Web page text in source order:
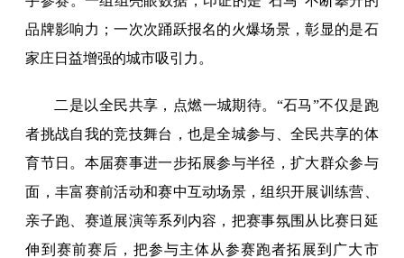
品牌影响力；一次次踊跃报名的火爆场景，彰显的是石
家庄日益增强的城市吸引力。
二是以全民共享，点燃一城期待。“石马”不仅是跑
者挑战自我的竞技舞台，也是全城参与、全民共享的体
育节日。本届赛事进一步拓展参与半径，扩大群众参与
面，丰富赛前活动和赛中互动场景，组织开展训练营、
亲子跑、赛道展演等系列内容，把赛事氛围从比赛日延
伸到赛前赛后，把参与主体从参赛跑者拓展到广大市